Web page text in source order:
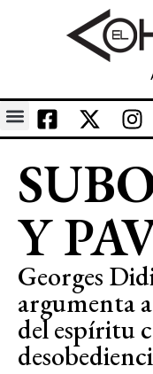
Y
Georges
argumenta
del espíritu